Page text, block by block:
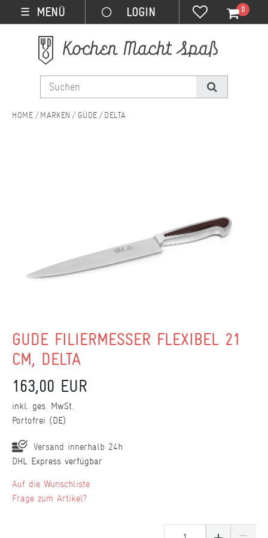
☰ MENÜ 0
MARKEN GÜDE DELTA
GÜDE FILIERMESSER FLEXIBEL 21
CM, DELTA
163,00 EUR
inkl. ges. MwSt.
Portofrei (DE)
Versand innerhalb 24h
DHL Express verfügbar
Wunschliste
Frage zum Artikel?